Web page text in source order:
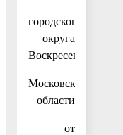
городского
округа
Воскресенск
Московской
области
от